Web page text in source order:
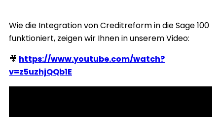
Wie die Integration von Creditreform in die Sage 100
funktioniert, zeigen wir Ihnen in unserem Video:
🎥 https://www.youtube.com/watch?
v=z5uzhjQQb1E